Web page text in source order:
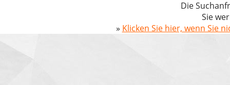
Die
Sie
» Klicken Sie hier, wenn Sie